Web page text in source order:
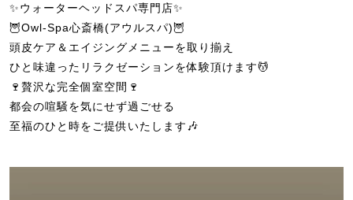
✨ウォーターヘッドスパ専門店✨
🦉Owl-Spa心斎橋(アウルスパ)🦉
頭皮ケア＆エイジングメニューを取り揃え
ひと味違ったリラクゼーションを体験頂けます💆
🍷贅沢な完全個室空間🍷
都会の喧騒を気にせず過ごせる
至福のひと時をご提供いたします🎶